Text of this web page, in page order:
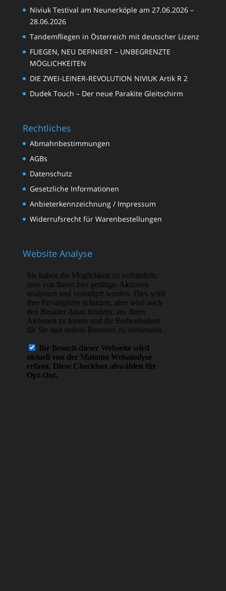
Niviuk Testival am Neunerköple am 27.06.2026 –
28.06.2026
Tandemfliegen in Österreich mit deutscher Lizenz
FLIEGEN, NEU DEFINIERT – UNBEGRENZTE
MÖGLICHKEITEN
DIE ZWEI-LEINER-REVOLUTION NIVIUK Artik R 2
Dudek Touch – Der neue Parakite Gleitschirm
Rechtliches
Abmahnbestimmungen
AGBs
Datenschutz
Gesetzliche Informationen
Anbieterkennzeichnung / Impressum
Widerrufsrecht für Warenbestellungen
Website Analyse